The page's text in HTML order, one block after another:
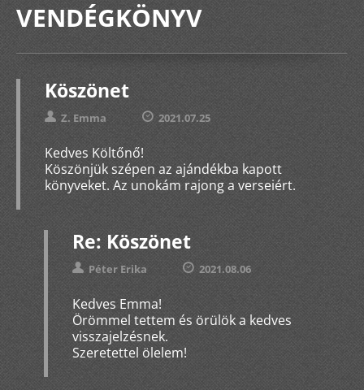
VENDÉGKÖNYV
Köszönet
Z. Emma 2021.07.25
Kedves Költőnő!
Köszönjük szépen az ajándékba kapott
könyveket. Az unokám rajong a verseiért.
Re: Köszönet
Péter Erika 2021.08.06
Kedves Emma!
Örömmel tettem és örülök a kedves
visszajelzésnek.
Szeretettel ölelem!